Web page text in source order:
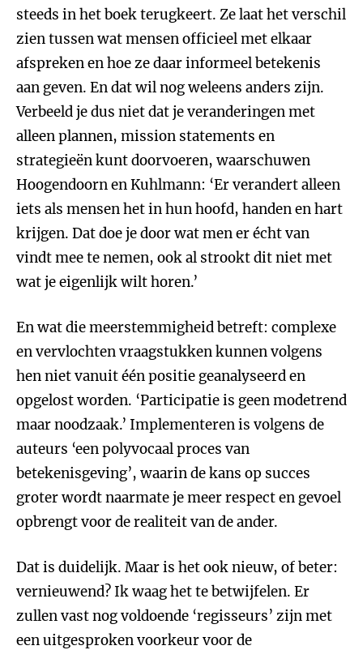
steeds in het boek terugkeert. Ze laat het verschil
zien tussen wat mensen officieel met elkaar
afspreken en hoe ze daar informeel betekenis
aan geven. En dat wil nog weleens anders zijn.
Verbeeld je dus niet dat je veranderingen met
alleen plannen, mission statements en
strategieën kunt doorvoeren, waarschuwen
Hoogendoorn en Kuhlmann: ‘Er verandert alleen
iets als mensen het in hun hoofd, handen en hart
krijgen. Dat doe je door wat men er écht van
vindt mee te nemen, ook al strookt dit niet met
wat je eigenlijk wilt horen.’
En wat die meerstemmigheid betreft: complexe
en vervlochten vraagstukken kunnen volgens
hen niet vanuit één positie geanalyseerd en
opgelost worden. ‘Participatie is geen modetrend
maar noodzaak.’ Implementeren is volgens de
auteurs ‘een polyvocaal proces van
betekenisgeving’, waarin de kans op succes
groter wordt naarmate je meer respect en gevoel
opbrengt voor de realiteit van de ander.
Dat is duidelijk. Maar is het ook nieuw, of beter:
vernieuwend? Ik waag het te betwijfelen. Er
zullen vast nog voldoende ‘regisseurs’ zijn met
een uitgesproken voorkeur voor de